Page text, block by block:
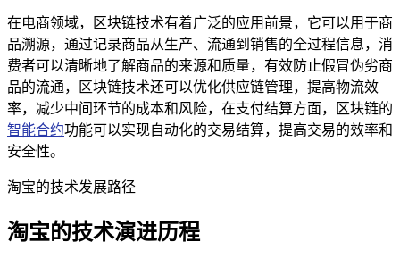
在电商领域，区块链技术有着广泛的应用前景，它可以用于商
品溯源，通过记录商品从生产、流通到销售的全过程信息，消
费者可以清晰地了解商品的来源和质量，有效防止假冒伪劣商
品的流通，区块链技术还可以优化供应链管理，提高物流效
率，减少中间环节的成本和风险，在支付结算方面，区块链的
智能合约功能可以实现自动化的交易结算，提高交易的效率和
安全性。
淘宝的技术发展路径
淘宝的技术演进历程